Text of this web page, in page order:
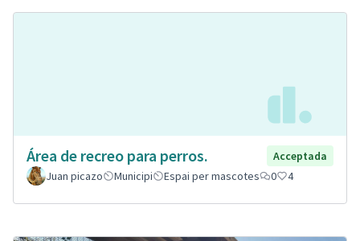
Área de recreo para perros.
Acceptada
Juan picazo
Municipi Espai per mascotes 0 4